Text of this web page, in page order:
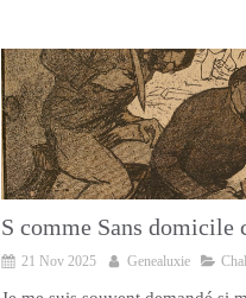
S comme Sans domicile
21 Nov 2025 Genealuxie